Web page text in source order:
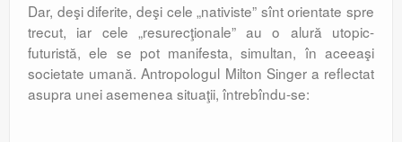
Dar, deşi diferite, deşi cele „nativiste” sînt orientate spre
trecut, iar cele „resurecţionale” au o alură utopic-
futuristă, ele se pot manifesta, simultan, în aceeaşi
societate umană. Antropologul Milton Singer a reflectat
asupra unei asemenea situaţii, întrebîndu-se: